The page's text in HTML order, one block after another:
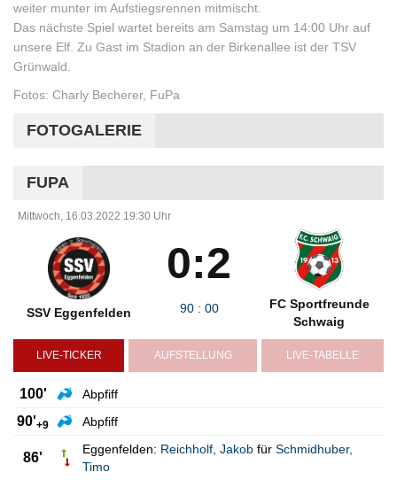
weiter munter im Aufstiegsrennen mitmischt.
Das nächste Spiel wartet bereits am Samstag um 14:00 Uhr auf
unsere Elf. Zu Gast im Stadion an der Birkenallee ist der TSV
Grünwald.
Fotos: Charly Becherer, FuPa
FOTOGALERIE
FUPA
Mittwoch, 16.03.2022 19:30 Uhr
SSV Eggenfelden
0:2
90 : 00
FC Sportfreunde
Schwaig
LIVE-TICKER AUFSTELLUNG LIVE-TABELLE
100' Abpfiff
90'+9 Abpfiff
86'
Eggenfelden: Reichholf Jakob für Schmidhuber,
Timo